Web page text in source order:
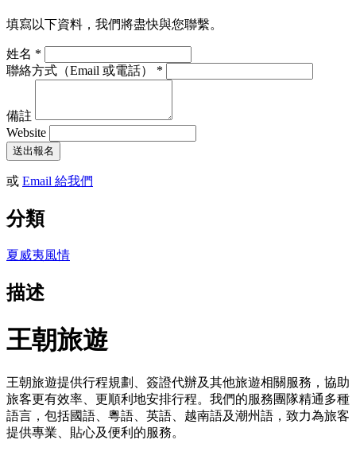
填寫以下資料，我們將盡快與您聯繫。
姓名 *
聯絡方式（Email 或電話） *
備註
Website
送出報名
或 Email 給我們
分類
夏威夷風情
描述
王朝旅遊
王朝旅遊提供行程規劃、簽證代辦及其他旅遊相關服務，協助
旅客更有效率、更順利地安排行程。我們的服務團隊精通多種
語言，包括國語、粵語、英語、越南語及潮州語，致力為旅客
提供專業、貼心及便利的服務。